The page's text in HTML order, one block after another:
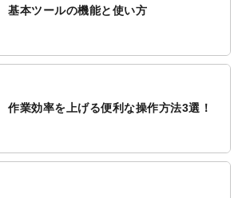
【新商品】クリアファイルが作成できるよ
しました。
レートを追加しました。
追加しました。
基本ツールの機能と使い方
作業効率を上げる便利な操作方法3選！